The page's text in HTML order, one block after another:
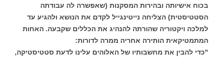
בכוח אישיותה ובהירות המסקנות (שאפשרה לה עבודתה
הסטטיסטית) הצליחה נייטינגייל לקדם את הנושא ולהגיע עד
למלכה ויקטוריה שהורתה להנהיג את הכללים שקבעה. האחות
המתמטיקאית הותירה אחריה ממרה לדורות:
"כדי להבין את מחשבותיו של האלוהים עלינו לדעת סטטיסטיקה,